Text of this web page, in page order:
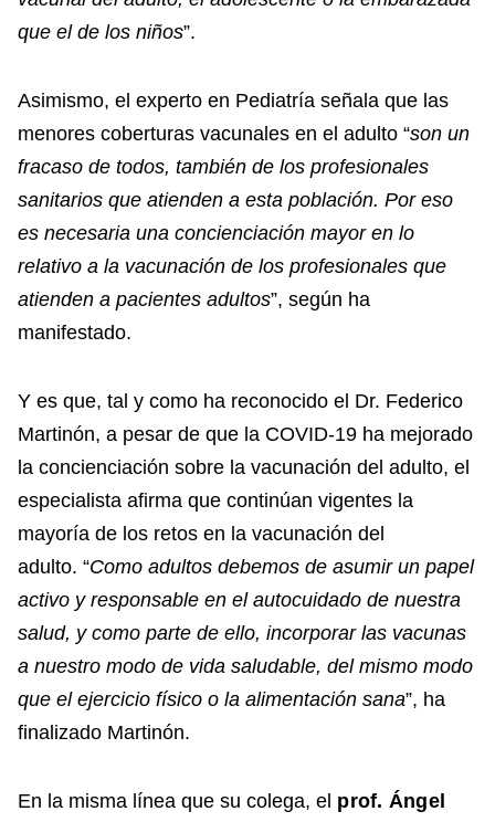
que el de los niños”.
Asimismo, el experto en Pediatría señala que las
menores coberturas vacunales en el adulto “son un
fracaso de todos, también de los profesionales
sanitarios que atienden a esta población. Por eso
es necesaria una concienciación mayor en lo
relativo a la vacunación de los profesionales que
atienden a pacientes adultos”, según ha
manifestado.
Y es que, tal y como ha reconocido el Dr. Federico
Martinón, a pesar de que la COVID-19 ha mejorado
la concienciación sobre la vacunación del adulto, el
especialista afirma que continúan vigentes la
mayoría de los retos en la vacunación del
adulto. “Como adultos debemos de asumir un papel
activo y responsable en el autocuidado de nuestra
salud, y como parte de ello, incorporar las vacunas
a nuestro modo de vida saludable, del mismo modo
que el ejercicio físico o la alimentación sana”, ha
finalizado Martinón.
En la misma línea que su colega, el prof. Ángel